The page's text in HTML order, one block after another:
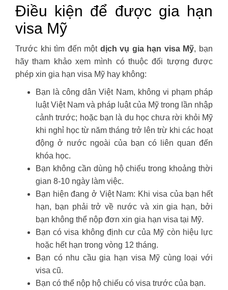
Điều kiện để được gia hạn
visa Mỹ
Trước khi tìm đến một dịch vụ gia hạn visa Mỹ, bạn
hãy tham khảo xem mình có thuộc đối tượng được
phép xin gia hạn visa Mỹ hay không:
Bạn là công dân Việt Nam, không vi phạm pháp
luật Việt Nam và pháp luật của Mỹ trong lần nhập
cảnh trước; hoặc bạn là du học chưa rời khỏi Mỹ
khi nghỉ học từ năm tháng trở lên trừ khi các hoạt
động ở nước ngoài của bạn có liên quan đến
khóa học.
Bạn không cần dùng hộ chiếu trong khoảng thời
gian 8-10 ngày làm việc.
Bạn hiện đang ở Việt Nam: Khi visa của bạn hết
hạn, bạn phải trở về nước và xin gia hạn, bởi
bạn không thể nộp đơn xin gia hạn visa tại Mỹ.
Bạn có visa không định cư của Mỹ còn hiệu lực
hoặc hết hạn trong vòng 12 tháng.
Bạn có nhu cầu gia hạn visa Mỹ cùng loại với
visa cũ.
Bạn có thể nộp hộ chiếu có visa trước của bạn.